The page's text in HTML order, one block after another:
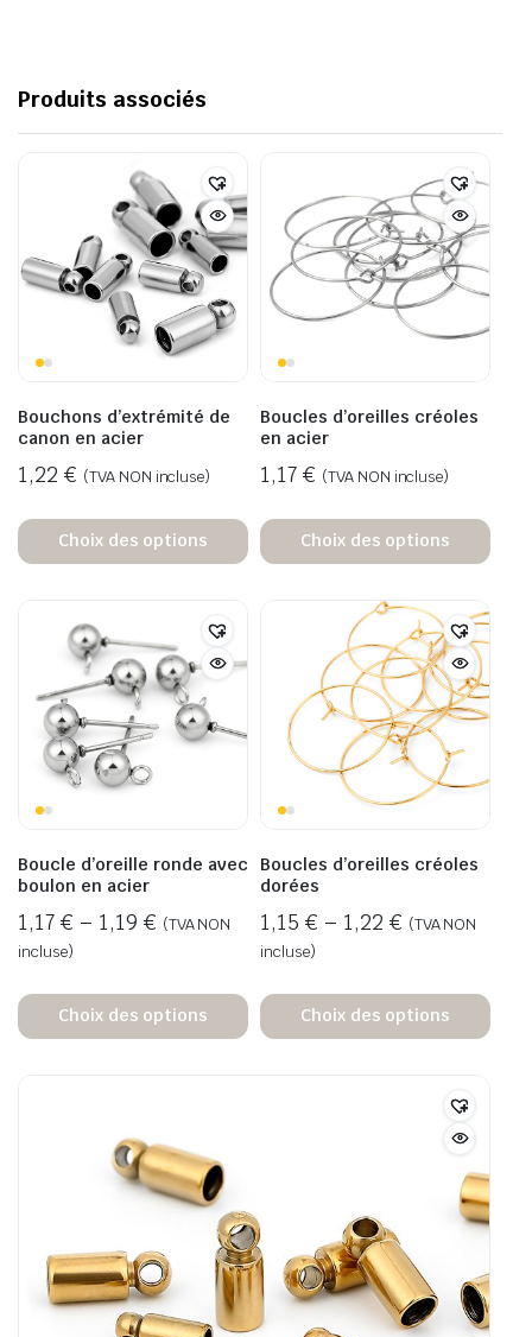
Produits associés
Bouchons d’extrémité de
canon en acier
1,22 € (TVA NON incluse)
Choix des options
Boucles d’oreilles créoles
en acier
1,17 € (TVA NON incluse)
Choix des options
Boucle d’oreille ronde avec
boulon en acier
1,17 € – 1,19 € (TVA NON
incluse)
Choix des options
Boucles d’oreilles créoles
dorées
1,15 € – 1,22 € (TVA NON
incluse)
Choix des options